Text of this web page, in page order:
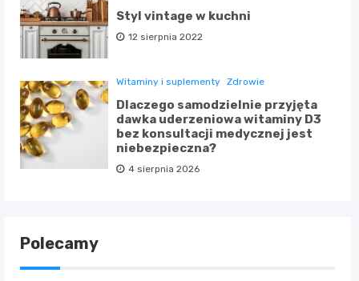
Styl vintage w kuchni
12 sierpnia 2022
Witaminy i suplementy Zdrowie
Dlaczego samodzielnie przyjęta
dawka uderzeniowa witaminy D3
bez konsultacji medycznej jest
niebezpieczna?
4 sierpnia 2026
Polecamy